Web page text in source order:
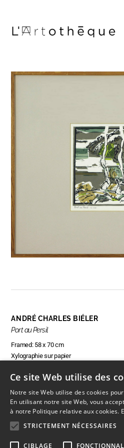
ANDRÉ CHARLES BIÉLER
Port au Persil
Framed: 58 x 70 cm
Xylographie sur papier
ENQUIRE ABOUT THIS
Ce site Web utilise des
Notre site Web utilise des cookies
En utilisant notre site Web, vous
à notre Politique relative aux cookies.
STRICTEMENT NÉCESSAIRES
CIBLAGE